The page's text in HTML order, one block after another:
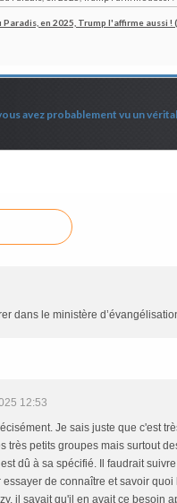
en 2025, Trump l'affirme aussi !
avez probablement vu un
dans le ministère
12:53
Je sais juste que c'est
très petits groupes mais surtout
dû à sa spécifié. Il faudrait
essayer de connaître et savoir
il savait qu'il en avait ce besoin